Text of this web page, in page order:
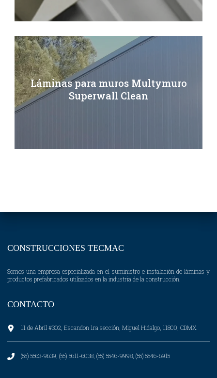
Láminas para muros Multymuro
Superwall Clean
CONSTRUCCIONES TECMAC
Somos una empresa especializada en el suministro e instalación de láminas y
productos prefabricados utilizados en la industria de la construcción.
CONTACTO
11 de Abril #302, Escandon 1ra sección, Miguel Hidalgo, 11800, CDMX.
(55) 5563-9639, (55) 5611-6038, (55) 5546-9998, (55) 5546-6915